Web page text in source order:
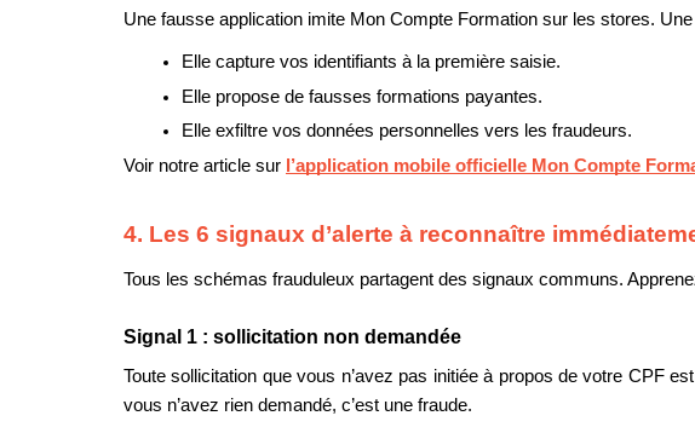
Une fausse application imite Mon Compte Formation sur les stores.
Elle capture vos identifiants à la première saisie.
Elle propose de fausses formations payantes.
Elle exfiltre vos données personnelles vers les fraudeurs.
Voir notre article sur l’application mobile officielle Mon Compte
4. Les 6 signaux d’alerte à reconnaître
Tous les schémas frauduleux partagent des signaux communs.
Signal 1 : sollicitation non demandée
Toute sollicitation que vous n’avez pas initiée à propos de votre CPF
vous n’avez rien demandé, c’est une fraude.